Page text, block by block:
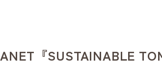
『SUSTAINABLE